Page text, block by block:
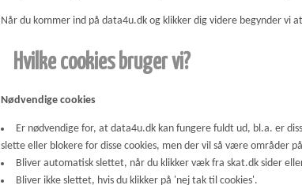
Når du kommer ind på data4u.dk og klikker dig videre begynder vi
Hvilke cookies bruger vi?
Nødvendige cookies
Er nødvendige for, at data4u.dk kan fungere fuldt ud, bl.a. er
slette eller blokere for disse cookies, men der vil så være områder
Bliver automatisk slettet, når du klikker væk fra skat.dk sider
Bliver ikke slettet, hvis du klikker på 'nej tak til cookies'.